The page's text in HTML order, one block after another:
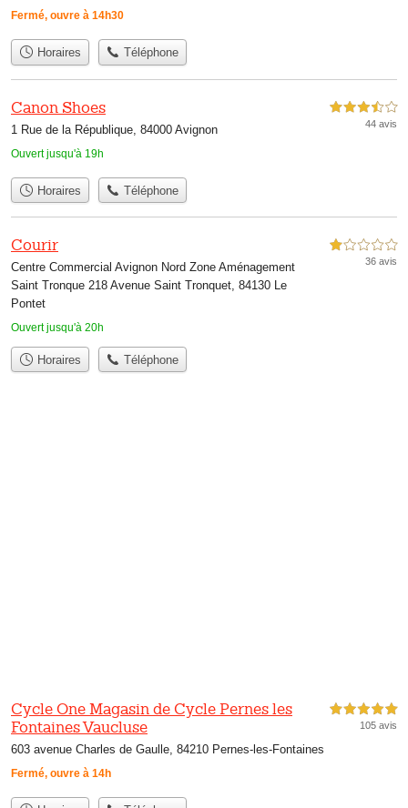
Fermé, ouvre à 14h30
Horaires Téléphone
Canon Shoes
1 Rue de la République, 84000 Avignon
Ouvert jusqu'à 19h
3,5 étoiles sur 5
44 avis
Horaires Téléphone
Courir
Centre Commercial Avignon Nord Zone Aménagement
Saint Tronque 218 Avenue Saint Tronquet, 84130 Le
Pontet
Ouvert jusqu'à 20h
1,0 étoiles sur 5
36 avis
Horaires Téléphone
Cycle One Magasin de Cycle Pernes les
Fontaines Vaucluse
603 avenue Charles de Gaulle, 84210 Pernes-les-Fontaines
Fermé, ouvre à 14h
5,0 étoiles sur 5
105 avis